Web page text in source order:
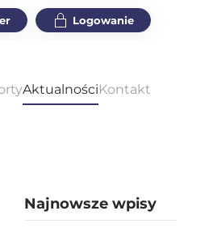
Logowanie
AktualnościKontakt
Najnowsze wpisy